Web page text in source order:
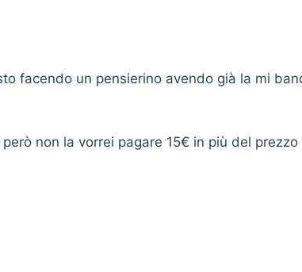
facendo un pensierino avendo già la mi
non la vorrei pagare 15€ in più del prezzo